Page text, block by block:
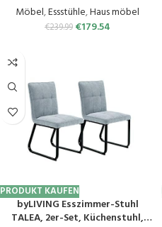
Anthrazit, Metallgestell Grau,
Lehne mit Griff
Möbel,Essstühle,Haus möbel
€239.99 €179.54
PRODUKT KAUFEN
byLIVING Esszimmer-Stuhl
TALEA, 2er-Set, Küchenstuhl,